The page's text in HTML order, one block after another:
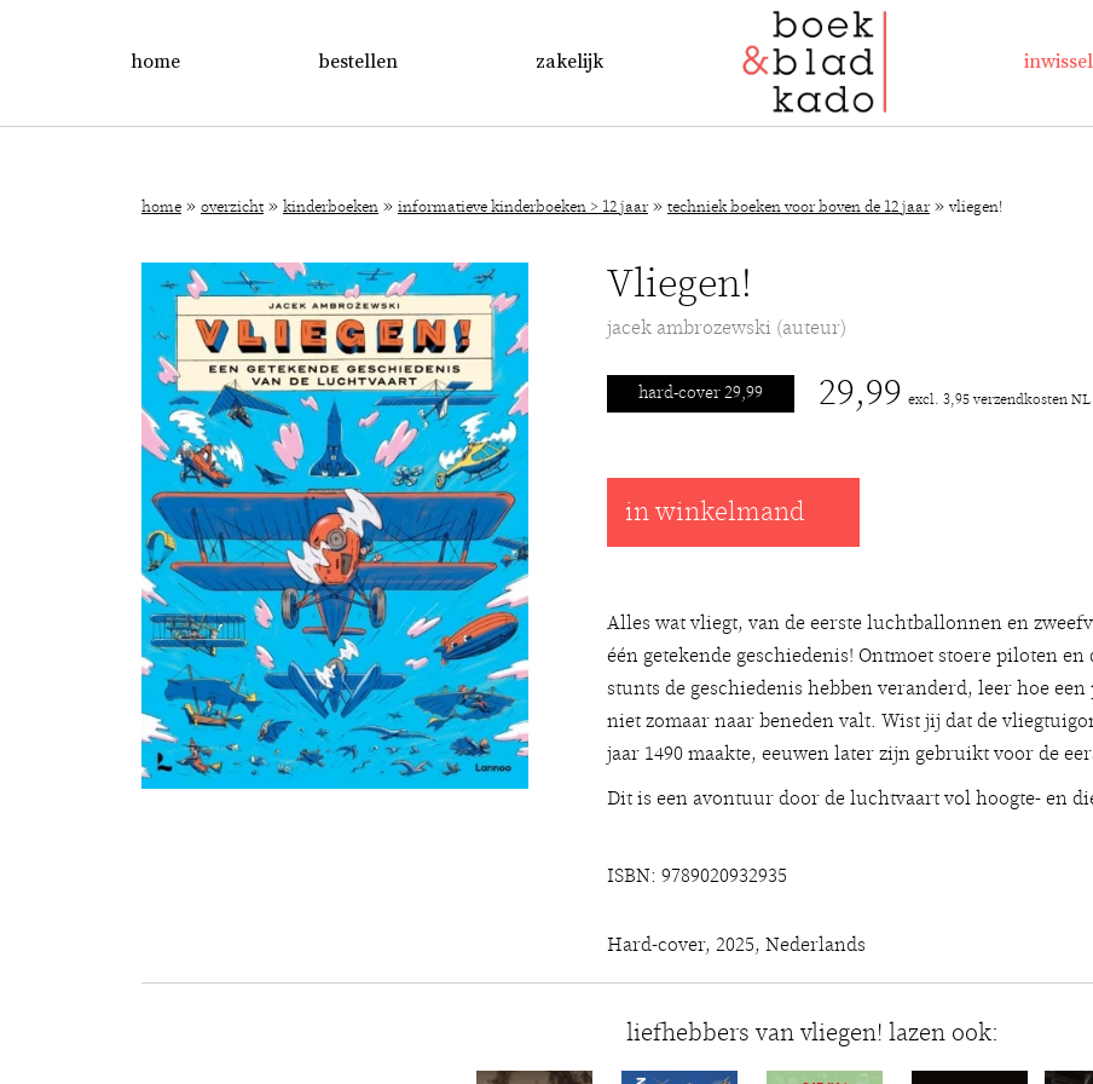
home bestellen zakelijk
home » overzicht » kinderboeken » informatieve kinderboeken > 12 jaar» techniek boeken voor boven de 12 jaar» vliegen!
Vliegen!
jacek ambrozewski (auteur)
hard-cover 29,99 29,99 excl. 3,95 verzendkosten NL
in winkelmand
Alles wat vliegt, van de eerste luchtballonnen en
één getekende geschiedenis! Ontmoet stoere piloten
stunts de geschiedenis hebben veranderd, leer hoe
niet zomaar naar beneden valt. Wist jij dat de
jaar 1490 maakte, eeuwen later zijn gebruikt voor de
Dit is een avontuur door de luchtvaart vol hoogte- en
ISBN: 9789020932935
Hard-cover, 2025, Nederlands
liefhebbers van vliegen! lazen ook: